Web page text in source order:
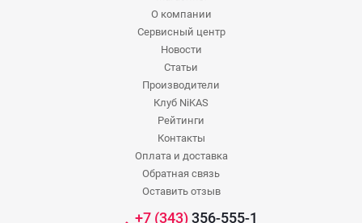
О компании
Сервисный центр
Новости
Статьи
Производители
Клуб NiKAS
Рейтинги
Контакты
Оплата и доставка
Обратная связь
Оставить отзыв
+7 (343)356-555-1